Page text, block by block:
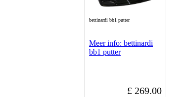
bettinardi bb1 putter
Meer info: bettinardi
bb1 putter
£ 269.00